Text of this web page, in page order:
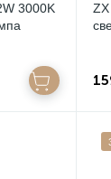
3000K